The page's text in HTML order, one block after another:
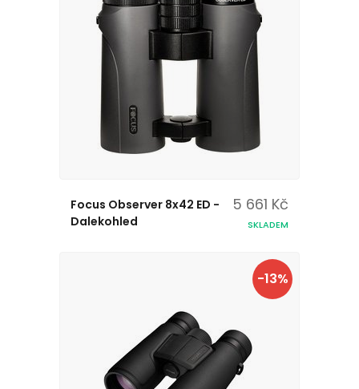
Focus Observer 8x42 ED -
Dalekohled
5 661 Kč
SKLADEM
-13%